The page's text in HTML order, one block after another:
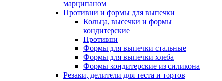
марципаном
Противни и формы для выпечки
Кольца, высечки и формы
кондитерские
Противни
Формы для выпечки стальные
Формы для выпечки хлеба
Формы кондитерские из силикона
Резаки, делители для теста и тортов